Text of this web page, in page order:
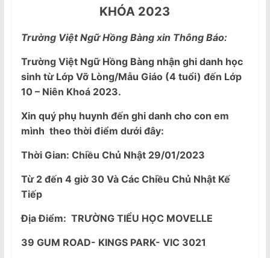
KHÓA 2023
Trường Việt Ngữ Hồng Bàng xin Thông Báo:
Trường Việt Ngữ Hồng Bàng nhận ghi danh học
sinh từ Lớp Vỡ Lòng/Mẫu Giáo (4 tuổi) đến Lớp
10 – Niên Khoá 2023.
Xin quý phụ huynh đến ghi danh cho con em
mình theo thời điểm dưới đây:
Thời Gian: Chiều Chủ Nhật 29/01/2023
Từ 2 đến 4 giờ 30 Và Các Chiều Chủ Nhật Kế
Tiếp
Địa Điểm: TRƯỜNG TIỂU HỌC MOVELLE
39 GUM ROAD- KINGS PARK- VIC 3021